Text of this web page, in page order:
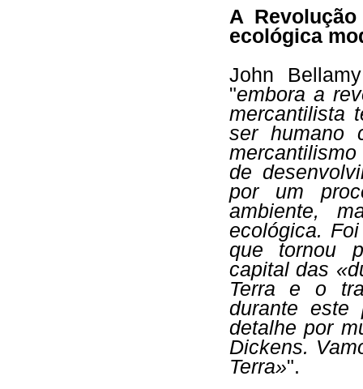
A
ecológica
John
"embora a
mercantilista
ser humano
de
por um
ambiente,
ecológica.
que tornou
capital das
Terra e o
durante este
detalhe por
Dickens.
Terra»".